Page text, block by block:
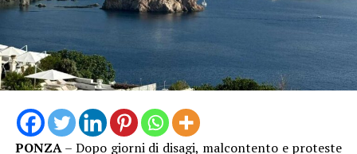
dal dossier emerge che lo scorso anno nella provincia di
Latina ci sono state 3.519 denunce di infortunio sul
lavoro, 13 con esito mortale. Nei primi sei mesi del 2026
le denunce hanno già raggiunto quota 1.864, quattro
invece gli incidenti mortali. Un bilancio che non
comprende ancora i due lavoratori morti per il caldo nel
mese di luglio e che rende – ad oggi – il quadro ancora
PONZA– Dopo giorni di disagi, malcontento e proteste